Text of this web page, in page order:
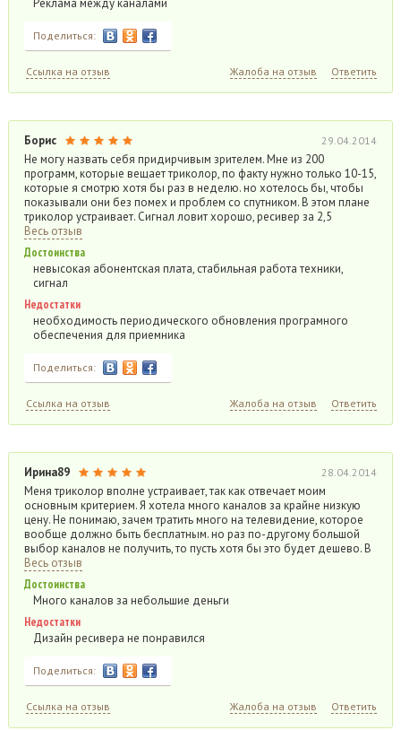
Реклама между каналами
Поделиться:
Ссылка на отзыв Жалоба на отзыв Ответить
Борис 29.04.2014
Не могу назвать себя придирчивым зрителем. Мне из 200
программ, которые вещает триколор, по факту нужно только 10-15,
которые я смотрю хотя бы раз в неделю. но хотелось бы, чтобы
показывали они без помех и проблем со спутником. В этом плане
триколор устраивает. Сигнал ловит хорошо, ресивер за 2,5
Весь отзыв
Достоинства
невысокая абонентская плата, стабильная работа техники,
сигнал
Недостатки
необходимость периодического обновления програмного
обеспечения для приемника
Поделиться:
Ссылка на отзыв Жалоба на отзыв Ответить
Ирина89 28.04.2014
Меня триколор вполне устраивает, так как отвечает моим
основным критерием. Я хотела много каналов за крайне низкую
цену. Не понимаю, зачем тратить много на телевидение, которое
вообще должно быть бесплатным. но раз по-другому большой
выбор каналов не получить, то пусть хотя бы это будет дешево. В
Весь отзыв
Достоинства
Много каналов за небольшие деньги
Недостатки
Дизайн ресивера не понравился
Поделиться:
Ссылка на отзыв Жалоба на отзыв Ответить